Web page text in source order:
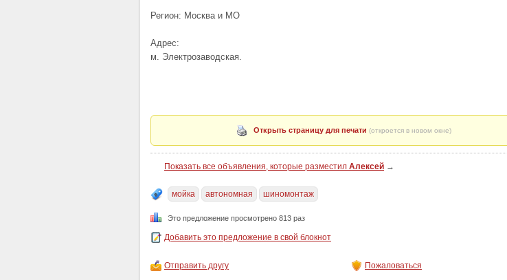
Регион: Москва и МО
Адрес:
м. Электрозаводская.
Открыть страницу для печати (откроется в новом окне)
Показать все объявления, которые разместил Алексей →
мойка автономная шиномонтаж
Это предложение просмотрено 813 раз
Добавить это предложение в свой блокнот
Отправить другу Пожаловаться